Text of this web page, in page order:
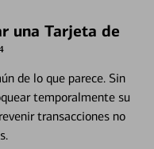
una Tarjeta de
de lo que parece. Sin
temporalmente su
transacciones no